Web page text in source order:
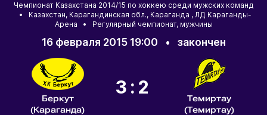
Чемпионат Казахстана 2014/15 по хоккею среди мужских команд
• Казахстан, Карагандинская обл., Караганда , ЛД Караганды-
Арена • Регулярный чемпионат, мужчины
16 февраля 2015 19:00 • закончен
Беркут
(Караганда)
3:2
Темиртау
(Темиртау)